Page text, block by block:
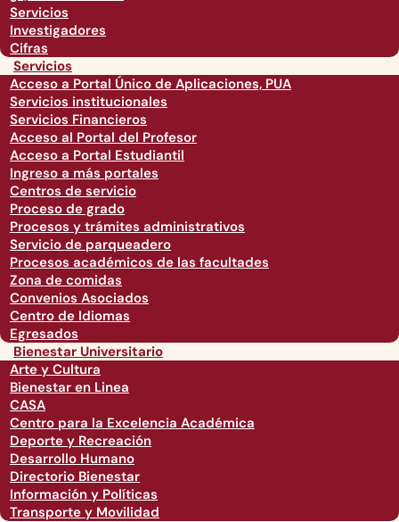
Servicios
Investigadores
Cifras
Servicios
Acceso a Portal Único de Aplicaciones, PUA
Servicios institucionales
Servicios Financieros
Acceso al Portal del Profesor
Acceso a Portal Estudiantil
Ingreso a más portales
Centros de servicio
Proceso de grado
Procesos y trámites administrativos
Servicio de parqueadero
Procesos académicos de las facultades
Zona de comidas
Convenios Asociados
Centro de Idiomas
Egresados
Bienestar Universitario
Arte y Cultura
Bienestar en Linea
CASA
Centro para la Excelencia Académica
Deporte y Recreación
Desarrollo Humano
Directorio Bienestar
Información y Políticas
Transporte y Movilidad